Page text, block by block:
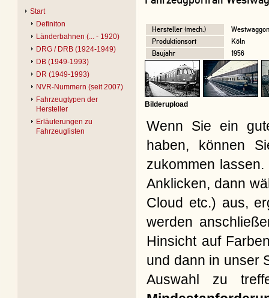
Start
Definiton
Länderbahnen (... - 1920)
DRG / DRB (1924-1949)
DB (1949-1993)
DR (1949-1993)
NVR-Nummern (seit 2007)
Fahrzeugtypen der
Hersteller
Erläuterungen zu
Fahrzeuglisten
Hersteller (mech.)
Westwaggon
Produktionsort
Köln
Baujahr
1956
Bilderupload
Wenn Sie ein
haben, können
zukommen
Anklicken, dann
Cloud etc.) aus,
werden
Hinsicht auf
und dann in unser
Auswahl zu